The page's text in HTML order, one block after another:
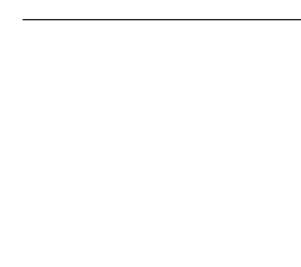
százalékot, a nettóé 11,0